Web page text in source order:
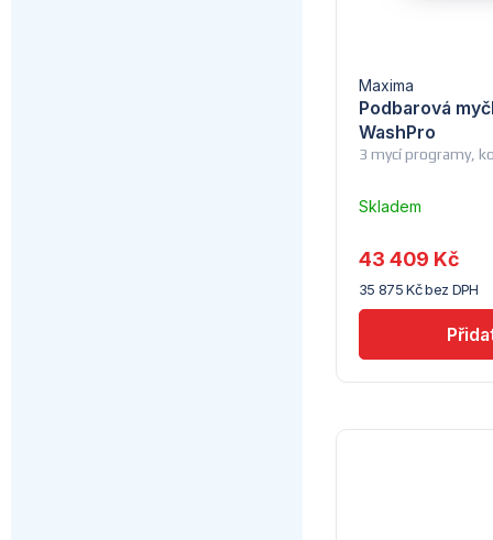
3 mycí programy,
Podbarová
WashPro
Maxima
Skladem
dodavatele
(10)
35 875 Kč bez DPH
43 409 Kč